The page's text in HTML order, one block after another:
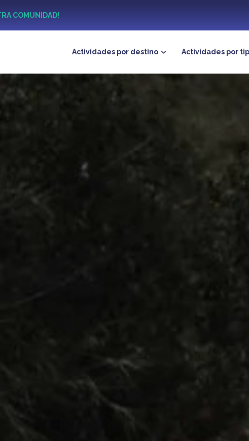
COMUNIDAD!
Actividades por destino Actividades por